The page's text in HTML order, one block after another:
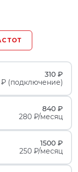
310 ₽
(подключение)
840 ₽
280 ₽/месяц
1500 ₽
250 ₽/месяц